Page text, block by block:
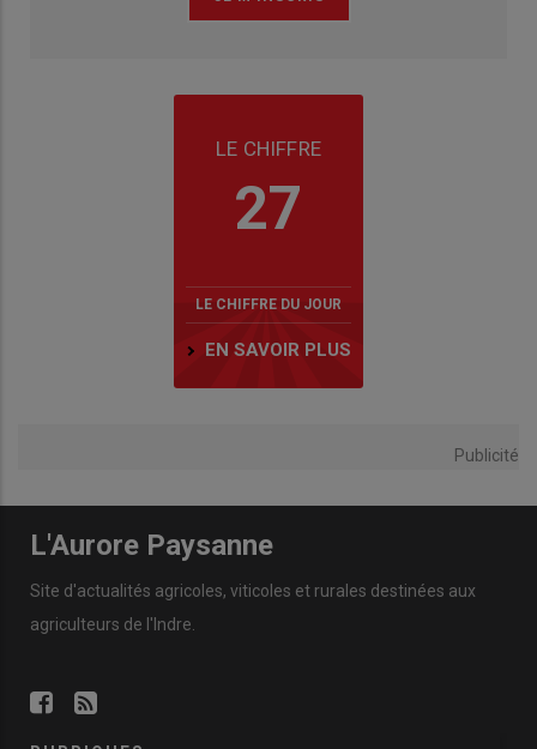
LE CHIFFRE
27
LE CHIFFRE DU JOUR
EN SAVOIR PLUS
Publicité
L'Aurore Paysanne
Site d'actualités agricoles, viticoles et rurales destinées aux
agriculteurs de l'Indre.